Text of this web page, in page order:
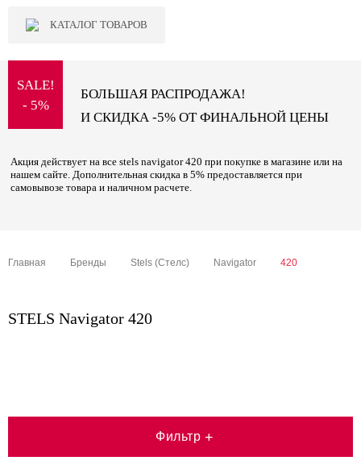
КАТАЛОГ ТОВАРОВ
SALE!
- 5%
БОЛЬШАЯ РАСПРОДАЖА!
И СКИДКА -5% ОТ ФИНАЛЬНОЙ ЦЕНЫ
Акция действует на все stels navigator 420 при покупке в магазине или на
нашем сайте. Дополнительная скидка в 5% предоставляется при
самовывозе товара и наличном расчете.
Главная Бренды Stels (Стелс) Navigator 420
STELS Navigator 420
Фильтр +